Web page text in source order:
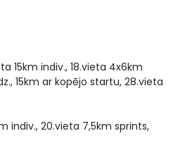
15km indiv., 18.vieta 4x6km
15km ar kopējo startu, 28.vieta
indiv., 20.vieta 7,5km sprints,